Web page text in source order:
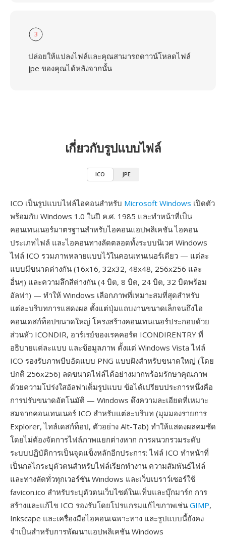
3
ปล่อยให้แปลงไฟล์และคุณสามารถดาวน์โหลดไฟล์
jpe ของคุณได้หลังจากนั้น
เกี่ยวกับรูปแบบไฟล์
ICO JPE
ICO เป็นรูปแบบไฟล์ไอคอนสำหรับ Microsoft Windows เปิดตัว
พร้อมกับ Windows 1.0 ในปี ค.ศ. 1985 และทำหน้าที่เป็น
คอนเทนเนอร์มาตรฐานสำหรับไอคอนแอปพลิเคชัน ไอคอน
ประเภทไฟล์ และไอคอนทางลัดตลอดทั้งระบบนิเวศ Windows
ไฟล์ ICO รวมภาพหลายแบบไว้ในคอนเทนเนอร์เดียว — แต่ละ
แบบมีขนาดต่างกัน (16x16, 32x32, 48x48, 256x256 และ
อื่นๆ) และความลึกสีต่างกัน (4 บิต, 8 บิต, 24 บิต, 32 บิตพร้อม
อัลฟา) — ทำให้ Windows เลือกภาพที่เหมาะสมที่สุดสำหรับ
แต่ละบริบทการแสดงผล ตั้งแต่ปุ่มแถบงานขนาดเล็กจนถึงไอ
คอนเดสก์ท็อปขนาดใหญ่ โครงสร้างคอนเทนเนอร์ประกอบด้วย
ส่วนหัว ICONDIR, อาร์เรย์ของเรคคอร์ด ICONDIRENTRY ที่
อธิบายแต่ละแบบ และข้อมูลภาพ ตั้งแต่ Windows Vista ไฟล์
ICO รองรับภาพบีบอัดแบบ PNG แบบฝังสำหรับขนาดใหญ่ (โดย
ปกติ 256x256) ลดขนาดไฟล์ได้อย่างมากพร้อมรักษาคุณภาพ
ด้วยความโปร่งใสอัลฟาเต็มรูปแบบ ข้อได้เปรียบประการหนึ่งคือ
การปรับขนาดอัตโนมัติ — Windows ดึงความละเอียดที่เหมาะ
สมจากคอนเทนเนอร์ ICO สำหรับแต่ละบริบท (มุมมองรายการ
Explorer, ไทล์เดสก์ท็อป, ตัวอย่าง Alt-Tab) ทำให้แสดงผลคมชัด
โดยไม่ต้องจัดการไฟล์ภาพแยกต่างหาก การผนวกรวมระดับ
ระบบปฏิบัติการเป็นจุดแข็งหลักอีกประการ: ไฟล์ ICO ทำหน้าที่
เป็นกลไกระบุตัวตนสำหรับไฟล์เรียกทำงาน ความสัมพันธ์ไฟล์
และทางลัดทั่วทุกเวอร์ชัน Windows และเว็บเบราว์เซอร์ใช้
favicon.ico สำหรับระบุตัวตนเว็บไซต์ในแท็บและบุ๊กมาร์ก การ
สร้างและแก้ไข ICO รองรับโดยโปรแกรมแก้ไขภาพเช่น GIMP,
Inkscape และเครื่องมือไอคอนเฉพาะทาง และรูปแบบนี้ยังคง
จำเป็นสำหรับการพัฒนาแอปพลิเคชัน Windows